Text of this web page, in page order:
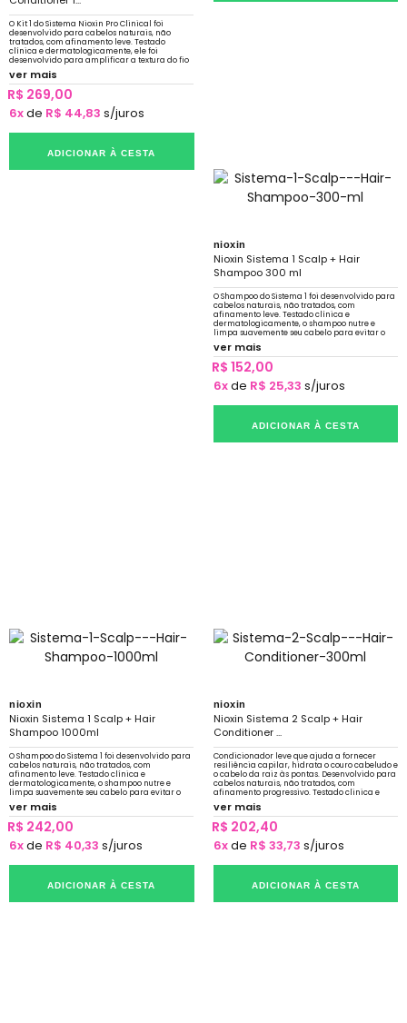
O Kit 1 do Sistema Nioxin Pro Clinical foi
desenvolvido para cabelos naturais, não
tratados, com afinamento leve. Testado
clínica e dermatologicamente, ele foi
desenvolvido para amplificar a textura do fio
e fortalecer a resiliência
ver mais
R$ 269,00
6xde R$ 44,83 s/juros
ADICIONAR À CESTA
nioxin
Nioxin Sistema 1 Scalp + Hair
Shampoo 300 ml
O Shampoo do Sistema 1 foi desenvolvido para
cabelos naturais, não tratados, com
afinamento leve. Testado clínica e
dermatologicamente, o shampoo nutre e
limpa suavemente seu cabelo para evitar o
sebo que obstrui os folículos
ver mais
R$ 152,00
6xde R$ 25,33 s/juros
ADICIONAR À CESTA
nioxin
Nioxin Sistema 1 Scalp + Hair
Shampoo 1000ml
O Shampoo do Sistema 1 foi desenvolvido para
cabelos naturais, não tratados, com
afinamento leve. Testado clínica e
dermatologicamente, o shampoo nutre e
limpa suavemente seu cabelo para evitar o
sebo que obstrui os folículos.
ver mais
R$ 242,00
6xde R$ 40,33 s/juros
ADICIONAR À CESTA
nioxin
Nioxin Sistema 2 Scalp + Hair
Conditioner ...
Condicionador leve que ajuda a fornecer
resiliência capilar, hidrata o couro cabeludo e
o cabelo da raiz às pontas. Desenvolvido para
cabelos naturais, não tratados, com
afinamento progressivo. Testado clinica e
dermatologicamente.
ver mais
R$ 202,40
6xde R$ 33,73 s/juros
ADICIONAR À CESTA